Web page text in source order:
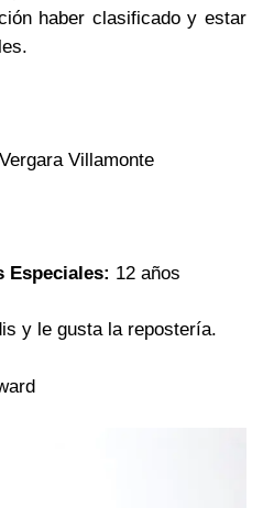
haber clasificado y estar
Villamonte
Especiales: 12 años
y le gusta la repostería.